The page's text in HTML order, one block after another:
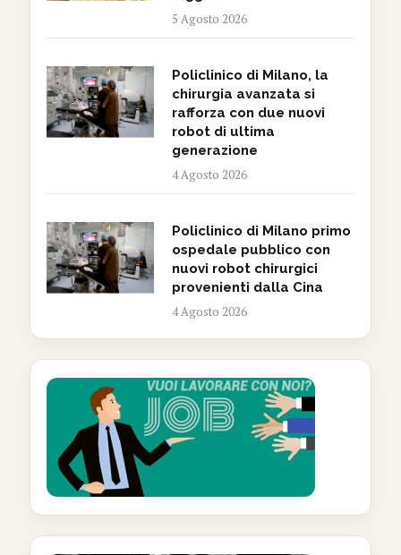
5 Agosto 2026
Policlinico di Milano, la
chirurgia avanzata si
rafforza con due nuovi
robot di ultima
generazione
4 Agosto 2026
Policlinico di Milano primo
ospedale pubblico con
nuovi robot chirurgici
provenienti dalla Cina
4 Agosto 2026